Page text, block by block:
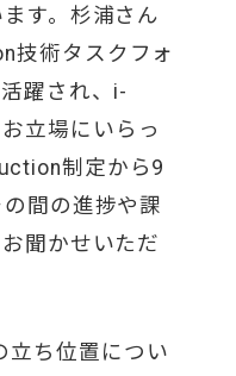
す。杉浦さん
技術タスクフォ
躍され、i-
立場にいらっ
制定から9
間の進捗や課
聞かせいただ
ち位置につい